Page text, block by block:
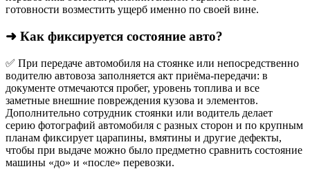
готовности возместить ущерб именно по своей вине.
➜ Как фиксируется состояние авто?
✅ При передаче автомобиля на стоянке или непосредственно
водителю автовоза заполняется акт приёма-передачи: в
документе отмечаются пробег, уровень топлива и все
заметные внешние повреждения кузова и элементов.
Дополнительно сотрудник стоянки или водитель делает
серию фотографий автомобиля с разных сторон и по крупным
планам фиксирует царапины, вмятины и другие дефекты,
чтобы при выдаче можно было предметно сравнить состояние
машины «до» и «после» перевозки.